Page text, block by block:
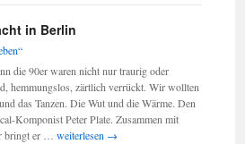
in Berlin
die 90er waren nicht nur traurig oder
hemmungslos, zärtlich verrückt. Wir wollten
das Tanzen. Die Wut und die Wärme. Den
Komponist Peter Plate. Zusammen mit
bringt er … Berlin-
weiterlesen →